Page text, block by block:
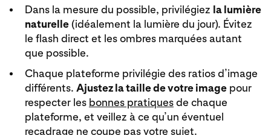
Dans la mesure du possible, privilégiez la lumière
naturelle(idéalement la lumière du jour). Évitez
le flash direct et les ombres marquées autant
que possible.
Chaque plateforme privilégie des ratios d’image
différents. Ajustez la taille de votre imagepour
respecter les bonnes pratiquesde chaque
plateforme, et veillez à ce qu’un éventuel
recadrage ne coupe pas votre sujet.